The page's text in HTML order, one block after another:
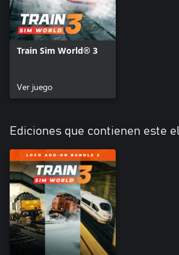
Train Sim World® 3
Ver juego
Ediciones que contienen este